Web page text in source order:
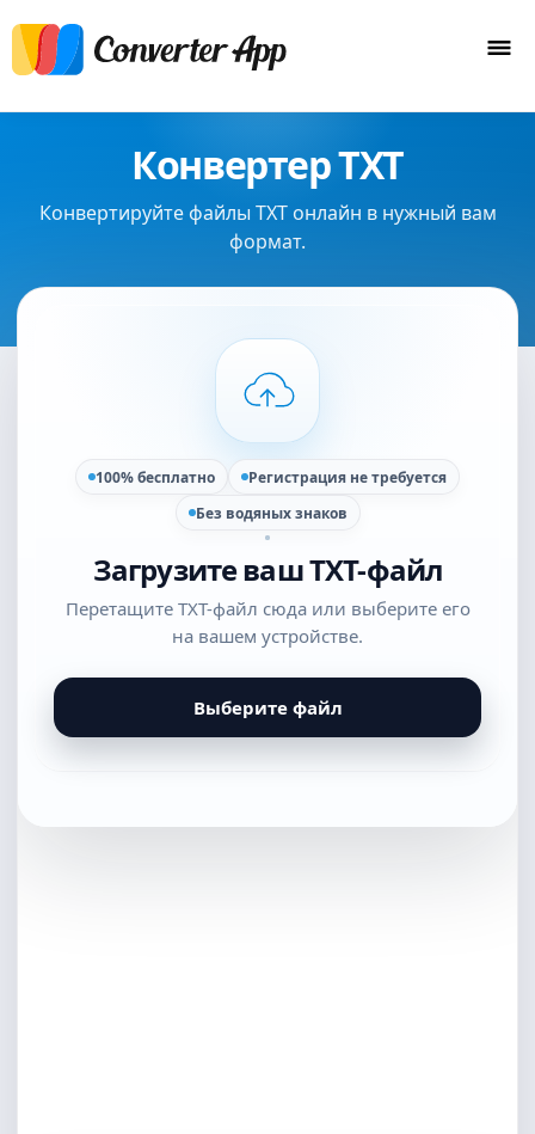
Конвертер TXT
Конвертируйте файлы TXT онлайн в нужный вам
формат.
100% бесплатно
Регистрация не требуется
Без водяных знаков
Загрузите ваш TXT-файл
Перетащите TXT-файл сюда или выберите его
на вашем устройстве.
Выберите файл